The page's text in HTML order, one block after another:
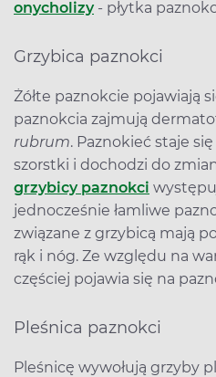
onycholizy- płytka
Grzybica paznokci
Żółte paznokcie pojawiają
paznokcia zajmują
rubrum. Paznokieć staje
szorstki i dochodzi do
grzybicy paznokci
jednocześnie łamliwe
związane z grzybicą mają
rąk i nóg. Ze względu na
częściej pojawia się na
Pleśnica paznokci
Pleśnicę wywołują grzyby